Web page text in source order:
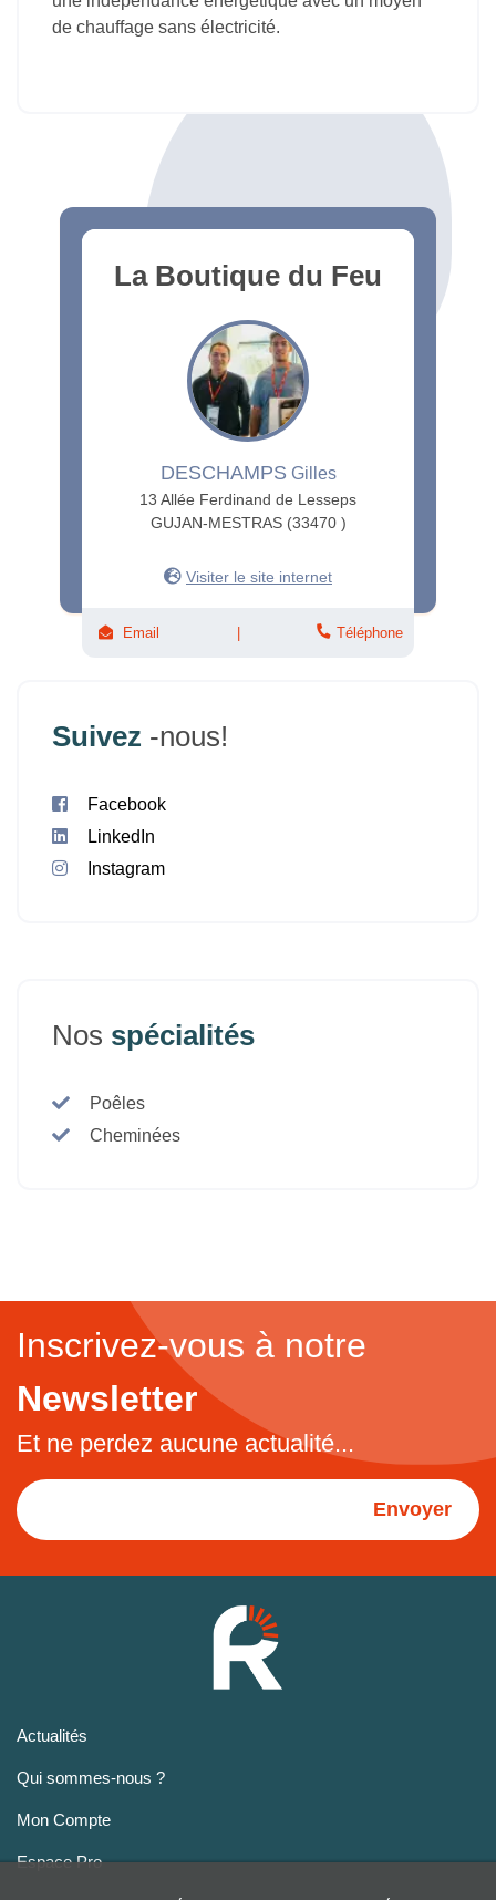
de chauffage sans électricité.
La Boutique du Feu
DESCHAMPS Gilles
13 Allée Ferdinand de Lesseps
GUJAN-MESTRAS (33470 )
Visiter le site internet
Email Téléphone
Suivez -nous!
Facebook
LinkedIn
Instagram
Nos spécialités
Poêles
Cheminées
Inscrivez-vous à notre
Newsletter
Et ne perdez aucune actualité...
Envoyer
Actualités
Qui sommes-nous ?
Mon Compte
Espace Pro